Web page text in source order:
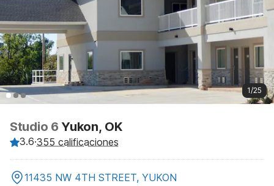
1/25
Studio 6 Yukon, OK
3.6·355 calificaciones
11435 NW 4TH STREET, YUKON